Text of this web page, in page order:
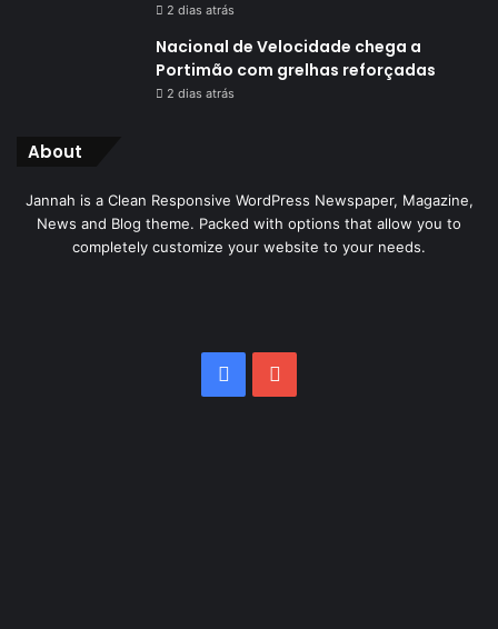
2 dias atrás
Nacional de Velocidade chega a
Portimão com grelhas reforçadas
2 dias atrás
About
Jannah is a Clean Responsive WordPress Newspaper, Magazine,
News and Blog theme. Packed with options that allow you to
completely customize your website to your needs.
Facebook